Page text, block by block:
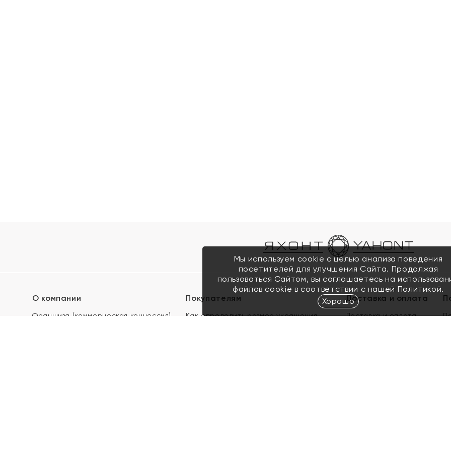
О компании
Франшиза (коммерческая концессия)
Покупателям
Как определить размер украшения
Доставка и оплата
Доставка и оплата
Мы используем cookie с целью анализа поведения
посетителей для улучшения Сайта. Продолжая
пользоваться Сайтом, вы соглашаетесь на
файлов cookie в соответствии с нашей Политикой.
Хорошо